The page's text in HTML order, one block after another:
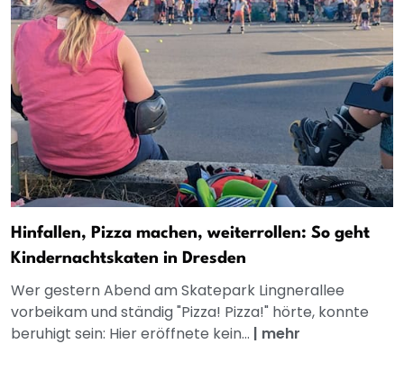
Hinfallen, Pizza machen, weiterrollen: So geht
Kindernachtskaten in Dresden
Wer gestern Abend am Skatepark Lingnerallee
vorbeikam und ständig "Pizza! Pizza!" hörte, konnte
beruhigt sein: Hier eröffnete kein... | mehr